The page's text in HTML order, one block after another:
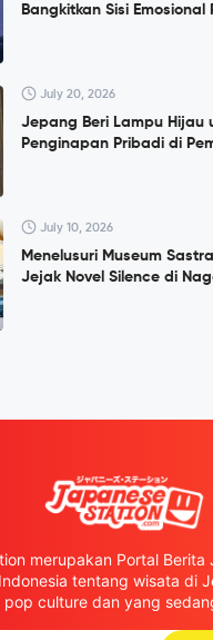
Bangkitkan Sisi Emosional
July 20, 2026
Jepang Beri Lampu Hijau
Penginapan Pribadi di
July 10, 2026
Menelusuri Museum
Jejak Novel Silence di
merupakan Portal Berita
tentang wisata di
culture dan yang